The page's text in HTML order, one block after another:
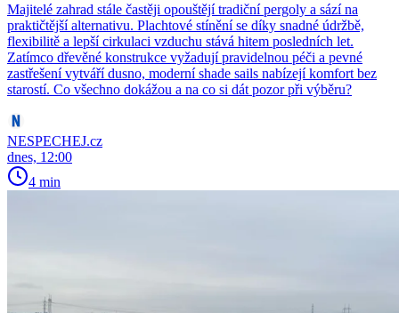
Majitelé zahrad stále častěji opouštějí tradiční pergoly a sází na
praktičtější alternativu. Plachtové stínění se díky snadné údržbě,
flexibilitě a lepší cirkulaci vzduchu stává hitem posledních let.
Zatímco dřevěné konstrukce vyžadují pravidelnou péči a pevné
zastřešení vytváří dusno, moderní shade sails nabízejí komfort bez
starostí. Co všechno dokážou a na co si dát pozor při výběru?
NESPECHEJ.cz
dnes, 12:00
4 min